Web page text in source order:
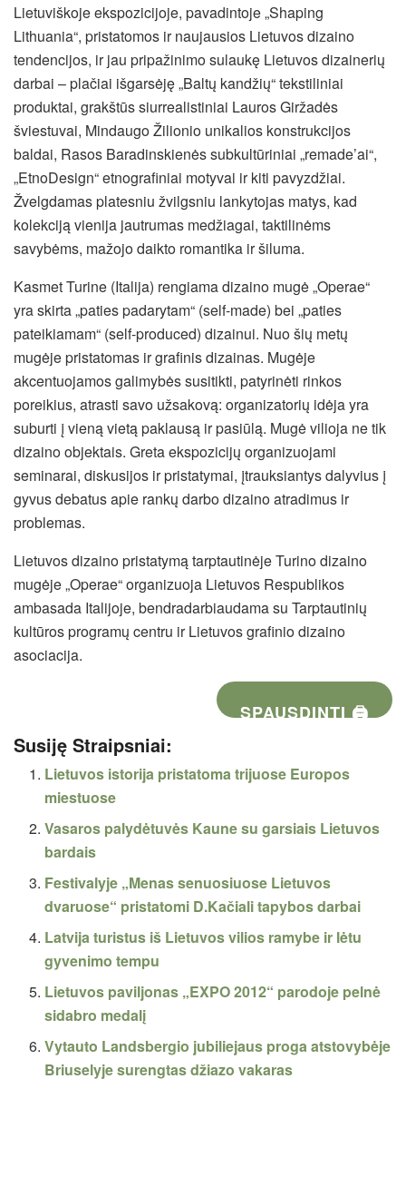
Lietuviškoje ekspozicijoje, pavadintoje „Shaping
Lithuania“, pristatomos ir naujausios Lietuvos dizaino
tendencijos, ir jau pripažinimo sulaukę Lietuvos dizainerių
darbai – plačiai išgarsėję „Baltų kandžių“ tekstiliniai
produktai, grakštūs siurrealistiniai Lauros Giržadės
šviestuvai, Mindaugo Žilionio unikalios konstrukcijos
baldai, Rasos Baradinskienės subkultūriniai „remade’ai“,
„EtnoDesign“ etnografiniai motyvai ir kiti pavyzdžiai.
Žvelgdamas platesniu žvilgsniu lankytojas matys, kad
kolekciją vienija jautrumas medžiagai, taktilinėms
savybėms, mažojo daikto romantika ir šiluma.
Kasmet Turine (Italija) rengiama dizaino mugė „Operae“
yra skirta „paties padarytam“ (self-made) bei „paties
pateikiamam“ (self-produced) dizainui. Nuo šių metų
mugėje pristatomas ir grafinis dizainas. Mugėje
akcentuojamos galimybės susitikti, patyrinėti rinkos
poreikius, atrasti savo užsakovą: organizatorių idėja yra
suburti į vieną vietą paklausą ir pasiūlą. Mugė vilioja ne tik
dizaino objektais. Greta ekspozicijų organizuojami
seminarai, diskusijos ir pristatymai, įtrauksiantys dalyvius į
gyvus debatus apie rankų darbo dizaino atradimus ir
problemas.
Lietuvos dizaino pristatymą tarptautinėje Turino dizaino
mugėje „Operae“ organizuoja Lietuvos Respublikos
ambasada Italijoje, bendradarbiaudama su Tarptautinių
kultūros programų centru ir Lietuvos grafinio dizaino
asociacija.
SPAUSDINTI 🖨
Susiję Straipsniai:
Lietuvos istorija pristatoma trijuose Europos
miestuose
Vasaros palydėtuvės Kaune su garsiais Lietuvos
bardais
Festivalyje „Menas senuosiuose Lietuvos
dvaruose“ pristatomi D.Kačiali tapybos darbai
Latvija turistus iš Lietuvos vilios ramybe ir lėtu
gyvenimo tempu
Lietuvos paviljonas „EXPO 2012“ parodoje pelnė
sidabro medalį
Vytauto Landsbergio jubiliejaus proga atstovybėje
Briuselyje surengtas džiazo vakaras